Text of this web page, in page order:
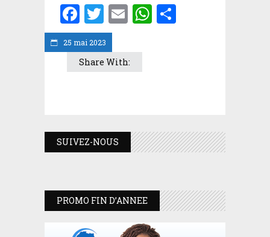
25 mai 2023
Facebook
Twitter
EmailWhatsApp
Share With:
SUIVEZ-NOUS
PROMO FIN D’ANNEE